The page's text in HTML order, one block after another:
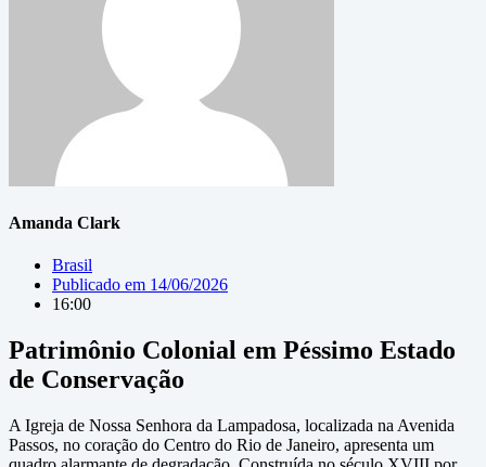
Amanda Clark
Brasil
Publicado em 14/06/2026
16:00
Patrimônio Colonial em Péssimo Estado
de Conservação
A Igreja de Nossa Senhora da Lampadosa, localizada na Avenida
Passos, no coração do Centro do Rio de Janeiro, apresenta um